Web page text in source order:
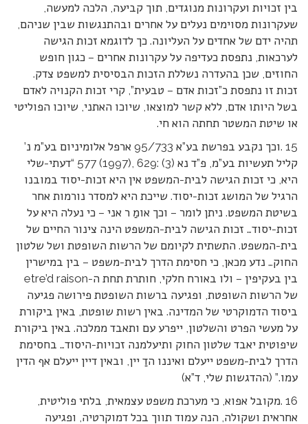
בין זכויות ועקרונות מנוגדים, תוך קביעה, הלכה למעשה,
שעקרונות מסוימים נעלים על אחרים ובהתנגשות שבין שניהם,
תהיה ידם של אחדים על העליונה. כך לדוגמא זכות הגישה
לערכאות, נתפסת כעדיפה על עקרונות אחרים – כגון חופש
החוזים, שכן בהעדרה נשללת הזכות הבסיסית למשפט צדק.
זכות זו נתפסת כ”זכות אדם – טבעית”, קרי זכות הקנויה לאדם
בשל היותו אדם, ללא קשר למוצאו, שיוכו האתני, שיוכו הפוליטי
או שיטת המשטר תחתה הוא חי.
15 .וכך נקבע בפרשת בע”א 95/733 ארפל אלומיניום בע”מ נ’
קליל תעשיות בע”מ, פ”ד נא (3) :629 ,(1997) 577 “דעתי-שלי
היא, כי זכות הגישה לבית-המשפט אין היא זכות-יסוד במובנו
הרגיל של המושג זכות-יסוד. שייכת היא למסדר נורמות אחר
בשיטת המשפט. ניתן לומר – וכך אומַ ר אני – כי נעלה היא על
זכות-יסוד… זכות הגישה לבית-המשפט הינה צינור החיים של
בית-המשפט. התשתית לקיומם של הרשות השופטת ושל שלטון
החוק… נדע מכאן, כי חסימת הדרך לבית-משפט – בין במישרין
בין בעקיפין – ולו באורח חלקי, חותרת תחת ה-etre’d raison
של הרשות השופטת, ופגיעה ברשות השופטת פירושה פגיעה
ביסוד הדמוקרטי של המדינה. באין רשות שופטת, באין ביקורת
על מעשי הפרט והשלטון, ייפרע עם ותאבד ממלכה. באין ביקורת
שיפוטית יאבד שלטון החוק ותיעלמנה זכויות-היסוד… בחסימת
הדרך לבית-משפט ייעלם ואיננו הדַ יין, ובאין דיין ייעלם אף הדין
עמו.” (ההדגשות שלי, ד”א)
16 .מקובל אפוא, כי מערכת משפט עצמאית, בלתי פוליטית,
אחראית ושקולה, הנה עמוד תווך בכל דמוקרטיה, ופגיעה